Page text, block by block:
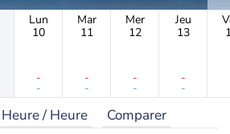
Lun
10
-
-
Mar
11
-
-
Mer
12
-
-
Jeu
13
-
-
Heure / Heure Comparer